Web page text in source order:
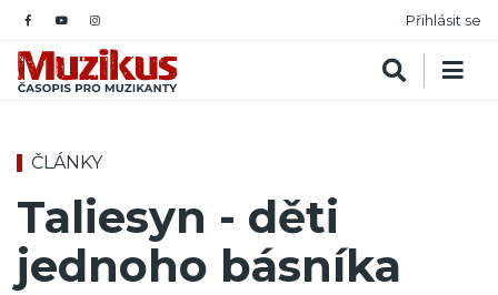
Přihlásit se
ČLÁNKY
Taliesyn - děti
jednoho básníka